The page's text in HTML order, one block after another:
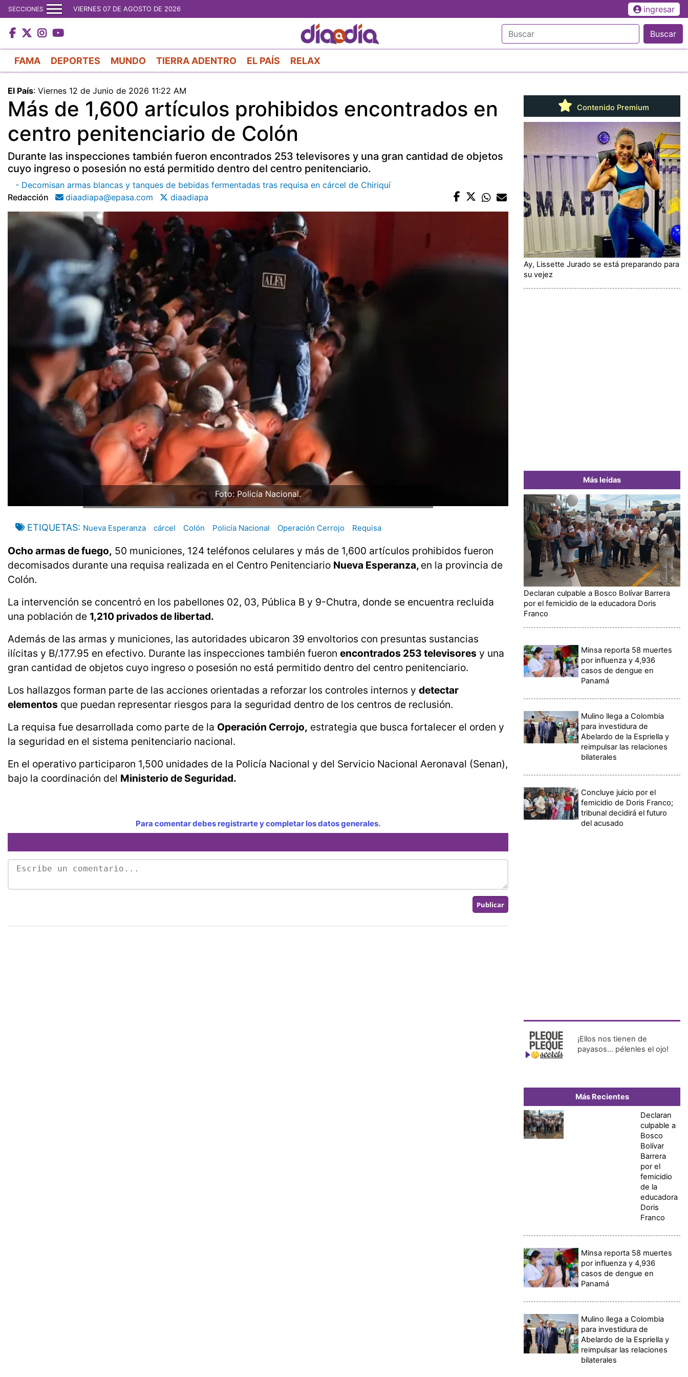
al
contenido
principal
SECCIONES VIERNES 07 DE AGOSTO DE 2026 ingresar
Buscar
FAMA DEPORTES MUNDO TIERRA ADENTRO EL PAÍS RELAX
El País: Viernes 12 de Junio de 2026 11:22 AM
Más de 1,600 artículos prohibidos encontrados en
centro penitenciario de Colón
Durante las inspecciones también fueron encontrados 253 televisores y una gran cantidad de objetos
cuyo ingreso o posesión no está permitido dentro del centro penitenciario.
- Decomisan armas blancas y tanques de bebidas fermentadas tras requisa en cárcel de Chiriquí
Redacción
diaadiapa@epasa.com diaadiapa
Foto: Policía Nacional.
ETIQUETAS Nueva Esperanza cárcel Colón Policía Nacional Operación Cerrojo Requisa
Ocho armas de fuego, 50 municiones, 124 teléfonos celulares y más de 1,600 artículos prohibidos fueron
decomisados durante una requisa realizada en el Centro Penitenciario Nueva Esperanza, en la provincia de
Colón.
La intervención se concentró en los pabellones 02, 03, Pública B y 9-Chutra, donde se encuentra recluida
una población de 1,210 privados de libertad.
Además de las armas y municiones, las autoridades ubicaron 39 envoltorios con presuntas sustancias
ilícitas y B/.177.95 en efectivo. Durante las inspecciones también fueron encontrados 253 televisores y una
gran cantidad de objetos cuyo ingreso o posesión no está permitido dentro del centro penitenciario.
Los hallazgos forman parte de las acciones orientadas a reforzar los controles internos y detectar
elementos que puedan representar riesgos para la seguridad dentro de los centros de reclusión.
La requisa fue desarrollada como parte de la Operación Cerrojo, estrategia que busca fortalecer el orden y
la seguridad en el sistema penitenciario nacional.
En el operativo participaron 1,500 unidades de la Policía Nacional y del Servicio Nacional Aeronaval (Senan),
bajo la coordinación del Ministerio de Seguridad.
Para comentar debes registrarte y completar los datos generales.
Contenido Premium
Ay, Lissette Jurado se está preparando para
su vejez
Más leídas
Declaran culpable a Bosco Bolívar Barrera
por el femicidio de la educadora Doris
Franco
Minsa reporta 58 muertes
por influenza y 4,936
casos de dengue en
Panamá
Mulino llega a Colombia
para investidura de
Abelardo de la Espriella y
reimpulsar las relaciones
bilaterales
Concluye juicio por el
femicidio de Doris Franco;
tribunal decidirá el futuro
del acusado
¡Ellos nos tienen de
payasos… pélenles el ojo!
Más Recientes
Declaran
culpable a
Bosco
Bolívar
Barrera
por el
femicidio
de la
educadora
Doris
Franco
Minsa reporta 58 muertes
por influenza y 4,936
casos de dengue en
Panamá
Mulino llega a Colombia
para investidura de
Abelardo de la Espriella y
reimpulsar las relaciones
bilaterales